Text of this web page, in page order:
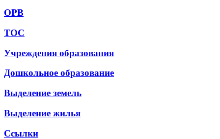
ОРВ
ТОС
Учреждения образования
Дошкольное образование
Выделение земель
Выделение жилья
Ссылки